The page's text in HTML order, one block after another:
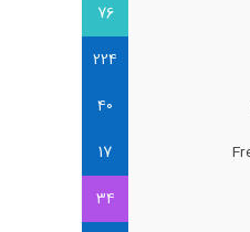
76
224
40
17
34